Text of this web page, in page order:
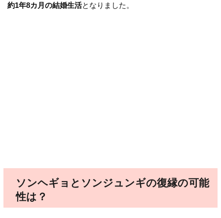
約1年8カ月の結婚生活となりました。
ソンヘギョとソンジュンギの復縁の可能
性は？